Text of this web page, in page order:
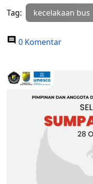
Tag: kecelakaan bus
0 Komentar